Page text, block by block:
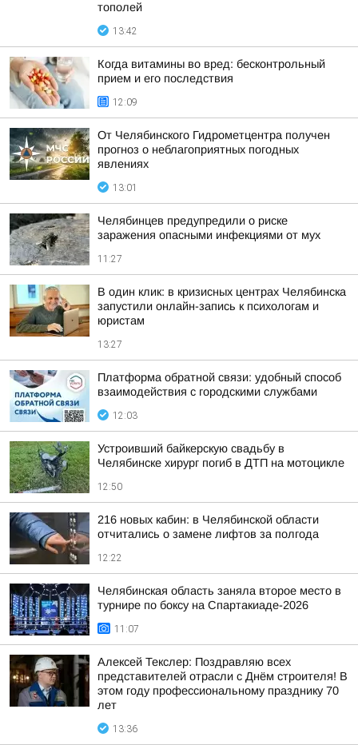
тополей
13:42
Когда витамины во вред: бесконтрольный
прием и его последствия
12:09
От Челябинского Гидрометцентра получен
прогноз о неблагоприятных погодных
явлениях
13:01
Челябинцев предупредили о риске
заражения опасными инфекциями от мух
11:27
В один клик: в кризисных центрах Челябинска
запустили онлайн-запись к психологам и
юристам
13:27
Платформа обратной связи: удобный способ
взаимодействия с городскими службами
12:03
Устроивший байкерскую свадьбу в
Челябинске хирург погиб в ДТП на мотоцикле
12:50
216 новых кабин: в Челябинской области
отчитались о замене лифтов за полгода
12:22
Челябинская область заняла второе место в
турнире по боксу на Спартакиаде-2026
11:07
Алексей Текслер: Поздравляю всех
представителей отрасли с Днём строителя! В
этом году профессиональному празднику 70
лет
13:36